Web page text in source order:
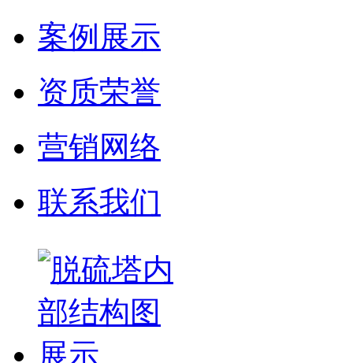
案例展示
资质荣誉
营销网络
联系我们